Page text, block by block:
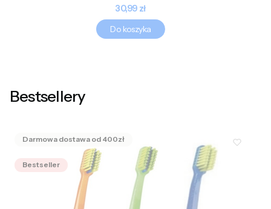
Cena
30,99 zł
Do koszyka
Bestsellery
Bestseller